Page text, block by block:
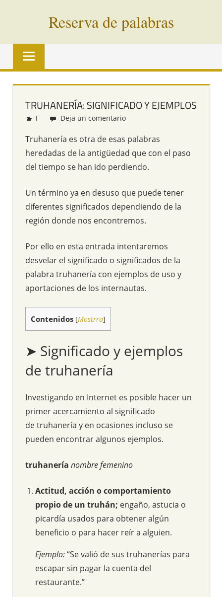
Reserva de palabras
Palabras
vías
todo
mundo
TRUHANERÍA: SIGNIFICADO Y EJEMPLOS
Redacción
T Deja un comentario
Truhanería es otra de esas palabras
heredadas de la antigüedad que con el paso
del tiempo se han ido perdiendo.
Un término ya en desuso que puede tener
diferentes significados dependiendo de la
región donde nos encontremos.
Por ello en esta entrada intentaremos
desvelar el significado o significados de la
palabra truhanería con ejemplos de uso y
aportaciones de los internautas.
Contenidos [Mostrra]
➤ Significado y ejemplos
de truhanería
Investigando en Internet es posible hacer un
primer acercamiento al significado
de truhanería y en ocasiones incluso se
pueden encontrar algunos ejemplos.
truhanería nombre femenino
Actitud, acción o comportamiento
propio de un truhán; engaño, astucia o
picardía usados para obtener algún
beneficio o para hacer reír a alguien.
Ejemplo:“Se valió de sus truhanerías para
escapar sin pagar la cuenta del
restaurante.”